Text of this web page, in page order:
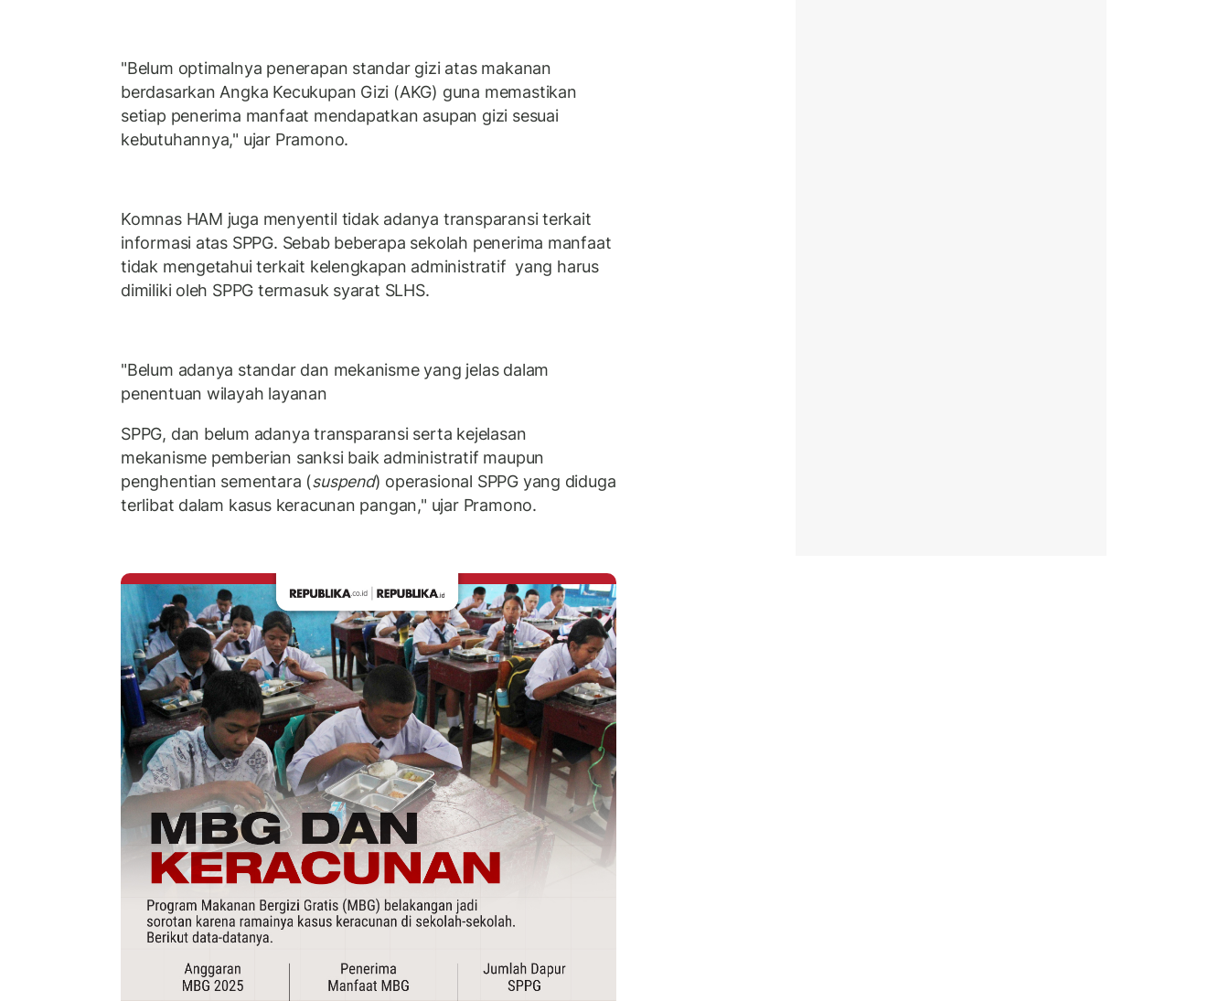
"Belum optimalnya penerapan standar gizi atas makanan
berdasarkan Angka Kecukupan Gizi (AKG) guna memastikan
setiap penerima manfaat mendapatkan asupan gizi sesuai
kebutuhannya," ujar Pramono.
Komnas HAM juga menyentil tidak adanya transparansi terkait
informasi atas SPPG. Sebab beberapa sekolah penerima manfaat
tidak mengetahui terkait kelengkapan administratif yang harus
dimiliki oleh SPPG termasuk syarat SLHS.
"Belum adanya standar dan mekanisme yang jelas dalam
penentuan wilayah layanan
SPPG, dan belum adanya transparansi serta kejelasan
mekanisme pemberian sanksi baik administratif maupun
penghentian sementara (suspend) operasional SPPG yang diduga
terlibat dalam kasus keracunan pangan," ujar Pramono.